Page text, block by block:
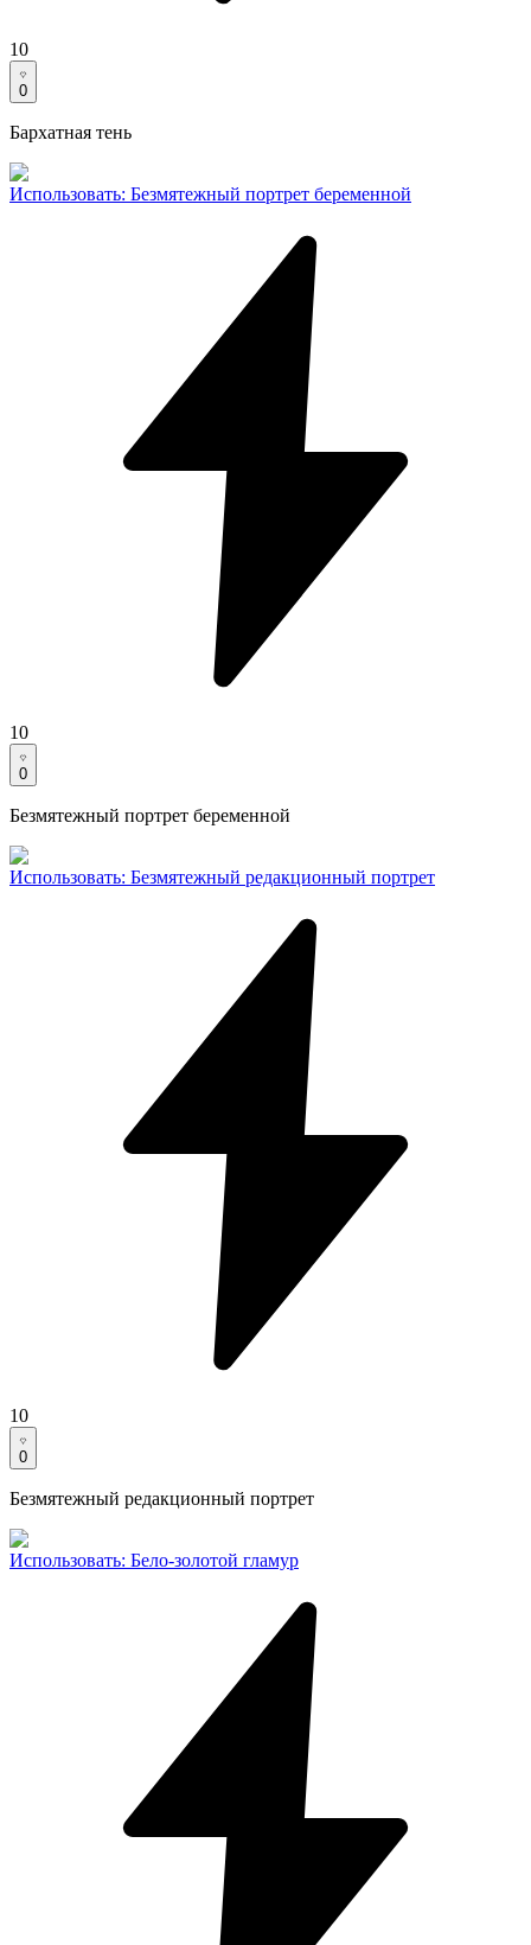
10
0
Бархатная тень
Использовать: Безмятежный портрет беременной
10
0
Безмятежный портрет беременной
Использовать: Безмятежный редакционный портрет
10
0
Безмятежный редакционный портрет
Использовать: Бело-золотой гламур